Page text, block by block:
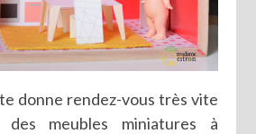
donne rendez-vous très vite
meubles miniatures à